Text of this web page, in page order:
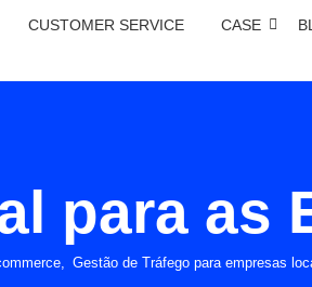
CUSTOMER SERVICE CASE
para as
, Gestão de Tráfego para empresas